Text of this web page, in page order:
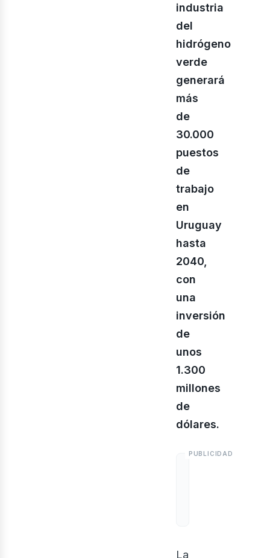
industria
del
hidrógeno
verde
generará
más
de
30.000
puestos
de
trabajo
en
Uruguay
hasta
2040,
con
una
inversión
de
unos
1.300
millones
de
dólares.
La